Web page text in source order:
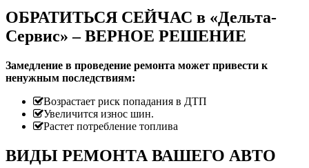
ОБРАТИТЬСЯ СЕЙЧАС в «Дельта-
Сервис» – ВЕРНОЕ РЕШЕНИЕ
Замедление в проведение ремонта может привести к
ненужным последствиям:
Возрастает риск попадания в ДТП
Увеличится износ шин.
Растет потребление топлива
ВИДЫ РЕМОНТА ВАШЕГО АВТО